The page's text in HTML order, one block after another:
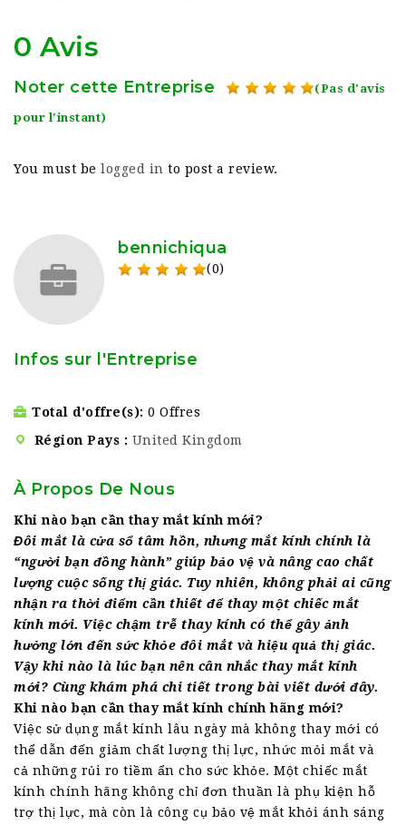
0 Avis
Noter cette Entreprise (Pas d'avis
pour l'instant)
You must be logged in to post a review.
bennichiqua
(0)
Infos sur l'Entreprise
Total d'offre(s) 0 Offres
Région Pays
United Kingdom
À Propos De Nous
Khi nào bạn cần thay mắt kính mới?
Đôi mắt là cửa sổ tâm hồn, nhưng mắt kính chính là
“người bạn đồng hành” giúp bảo vệ và nâng cao chất
lượng cuộc sống thị giác. Tuy nhiên, không phải ai cũng
nhận ra thời điểm cần thiết để thay một chiếc mắt
kính mới. Việc chậm trễ thay kính có thể gây ảnh
hưởng lớn đến sức khỏe đôi mắt và hiệu quả thị giác.
Vậy khi nào là lúc bạn nên cân nhắc thay mắt kính
mới? Cùng khám phá chi tiết trong bài viết dưới đây.
Khi nào bạn cần thay mắt kính chính hãng mới?
Việc sử dụng mắt kính lâu ngày mà không thay mới có
thể dẫn đến giảm chất lượng thị lực, nhức mỏi mắt và
cả những rủi ro tiềm ẩn cho sức khỏe. Một chiếc mắt
kính chính hãng không chỉ đơn thuần là phụ kiện hỗ
trợ thị lực, mà còn là công cụ bảo vệ mắt khỏi ánh sáng